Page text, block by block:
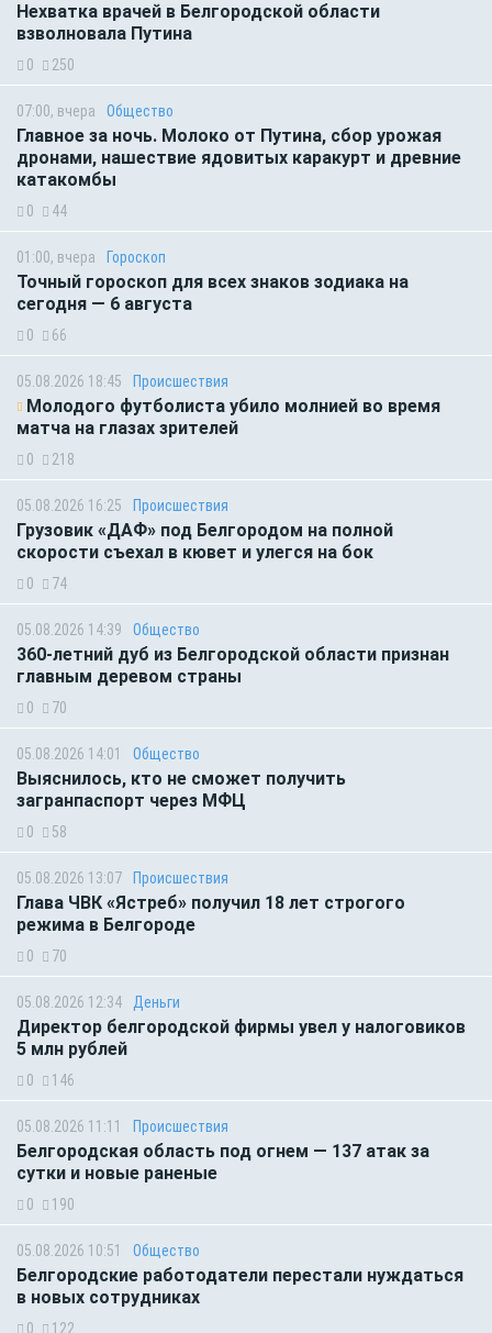
Нехватка врачей в Белгородской области
взволновала Путина
0 250
07:00, вчера Общество
Главное за ночь. Молоко от Путина, сбор урожая
дронами, нашествие ядовитых каракурт и древние
катакомбы
0 44
01:00, вчера Гороскоп
Точный гороскоп для всех знаков зодиака на
сегодня — 6 августа
0 66
05.08.2026 18:45 Происшествия
Молодого футболиста убило молнией во время
матча на глазах зрителей
0 218
05.08.2026 16:25 Происшествия
Грузовик «ДАФ» под Белгородом на полной
скорости съехал в кювет и улегся на бок
0 74
05.08.2026 14:39 Общество
360-летний дуб из Белгородской области признан
главным деревом страны
0 70
05.08.2026 14:01 Общество
Выяснилось, кто не сможет получить
загранпаспорт через МФЦ
0 58
05.08.2026 13:07 Происшествия
Глава ЧВК «Ястреб» получил 18 лет строгого
режима в Белгороде
0 70
05.08.2026 12:34 Деньги
Директор белгородской фирмы увел у налоговиков
5 млн рублей
0 146
05.08.2026 11:11 Происшествия
Белгородская область под огнем — 137 атак за
сутки и новые раненые
0 190
05.08.2026 10:51 Общество
Белгородские работодатели перестали нуждаться
в новых сотрудниках
0 122